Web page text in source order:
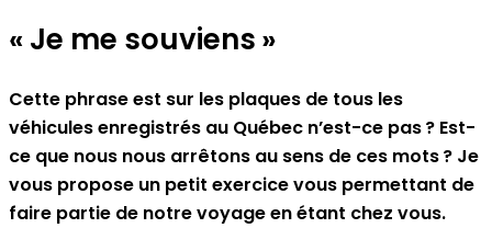
« Je me souviens »
Cette phrase est sur les plaques de tous les
véhicules enregistrés au Québec n’est-ce pas ? Est-
ce que nous nous arrêtons au sens de ces mots ? Je
vous propose un petit exercice vous permettant de
faire partie de notre voyage en étant chez vous.